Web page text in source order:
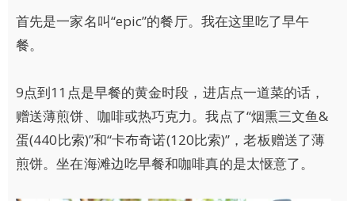
首先是一家名叫“epic”的餐厅。我在这里吃了早午
餐。
9点到11点是早餐的黄金时段，进店点一道菜的话，
赠送薄煎饼、咖啡或热巧克力。我点了“烟熏三文鱼&
蛋(440比索)”和“卡布奇诺(120比索)”，老板赠送了薄
煎饼。坐在海滩边吃早餐和咖啡真的是太惬意了。